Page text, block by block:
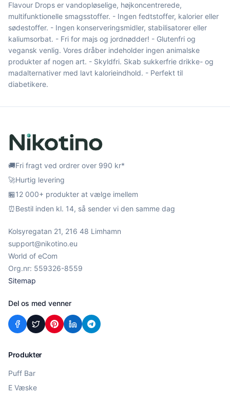
Flavour Drops er vandopløselige, højkoncentrerede,
multifunktionelle smagsstoffer. - Ingen fedtstoffer, kalorier eller
sødestoffer. - Ingen konserveringsmidler, stabilisatorer eller
kaliumsorbat. - Fri for majs og jordnødder! - Glutenfri og
vegansk venlig. Vores dråber indeholder ingen animalske
produkter af nogen art. - Skyldfri. Skab sukkerfrie drikke- og
madalternativer med lavt kalorieindhold. - Perfekt til
diabetikere.
🚚Fri fragt ved ordrer over 990 kr*
🚀Hurtig levering
🏪12 000+ produkter at vælge imellem
⏰Bestil inden kl. 14, så sender vi den samme dag
Kolsyregatan 21, 216 48 Limhamn
support@nikotino.eu
World of eCom
Org.nr: 559326-8559
Sitemap
Del os med venner
Produkter
Puff Bar
E Væske